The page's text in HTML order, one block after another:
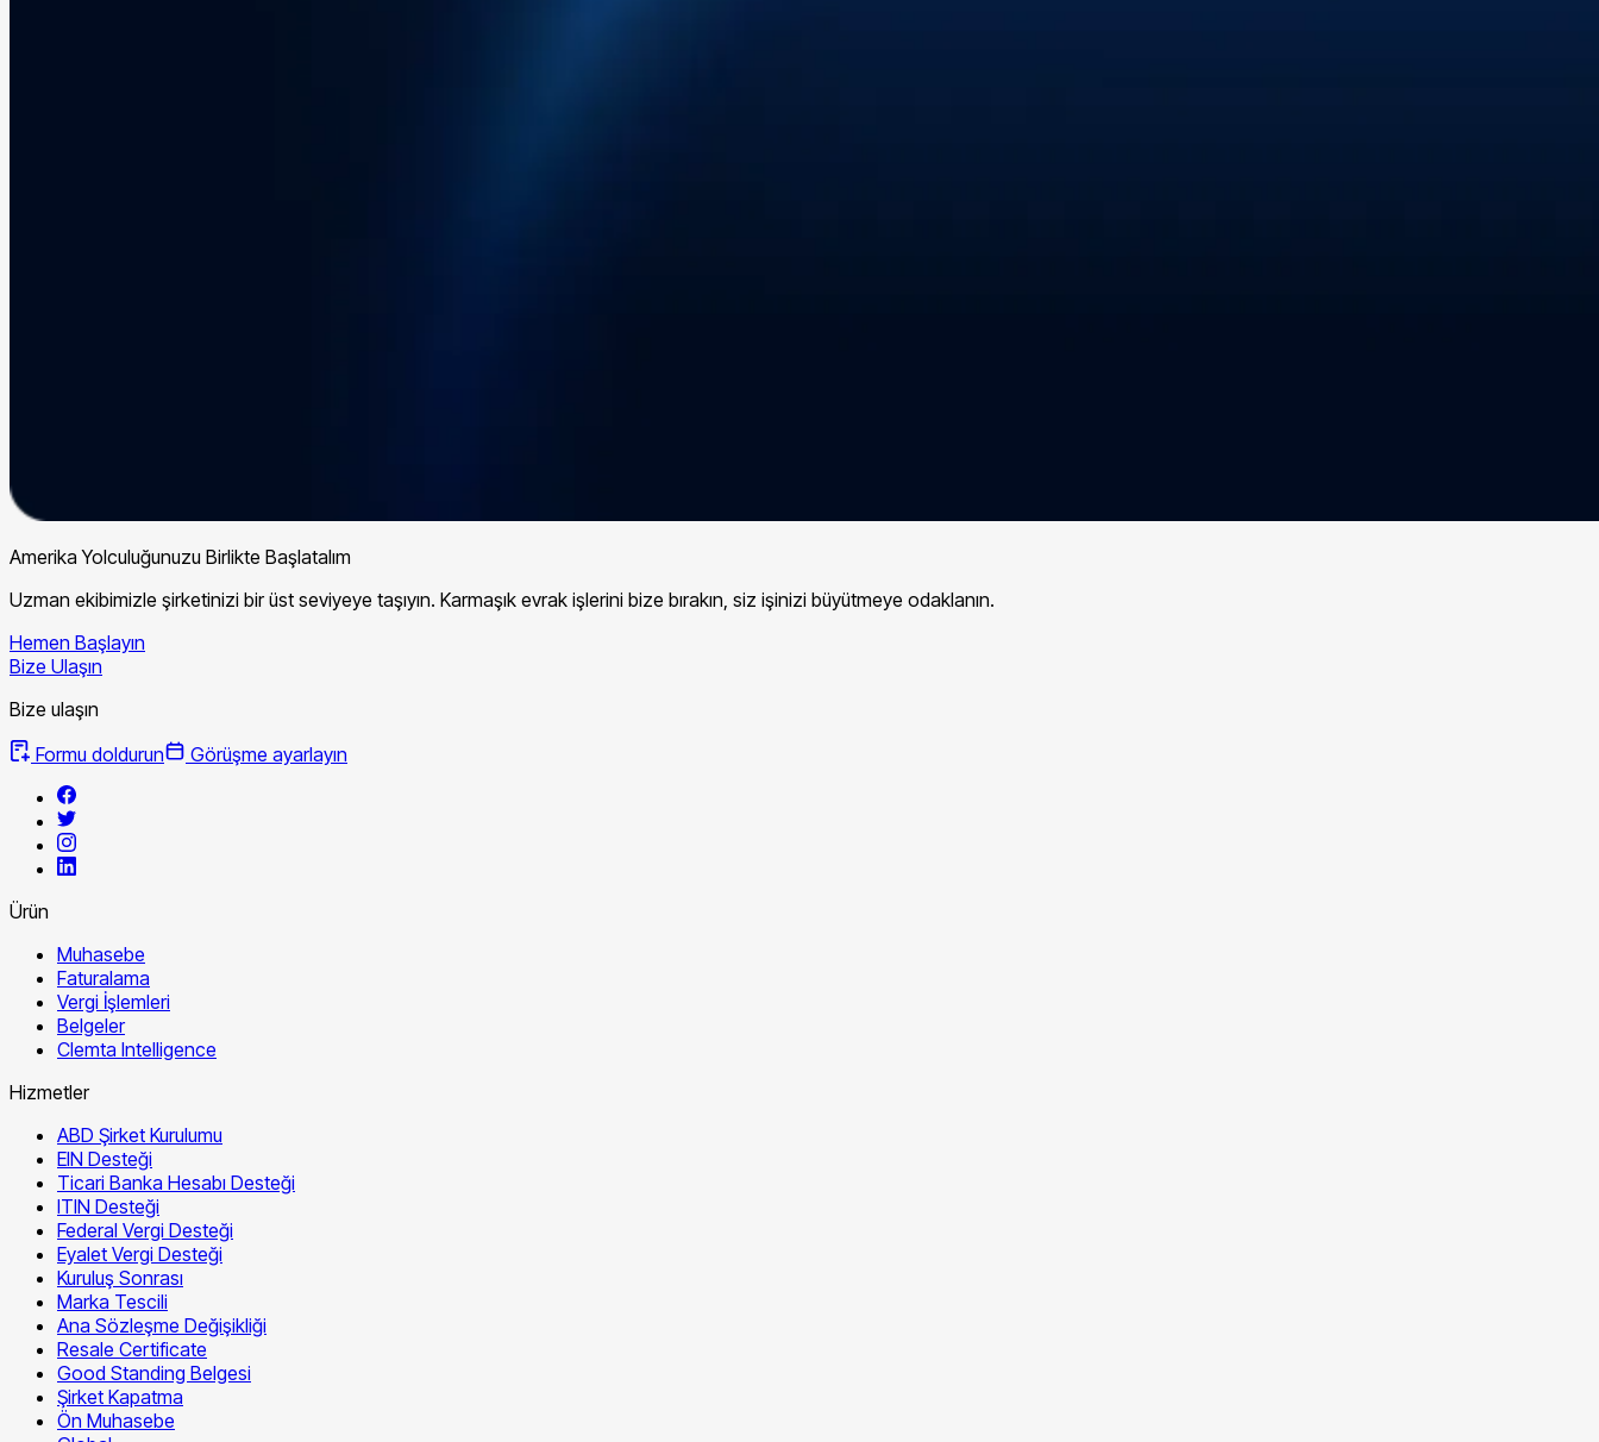
Amerika Yolculuğunuzu Birlikte Başlatalım
Uzman ekibimizle şirketinizi bir üst seviyeye taşıyın. Karmaşık evrak işlerini bize bırakın, siz işinizi büyütmeye odaklanın.
Hemen Başlayın
Bize Ulaşın
Bize ulaşın
Formu doldurun
Görüşme ayarlayın
Ürün
Muhasebe
Faturalama
Vergi İşlemleri
Belgeler
Clemta Intelligence
Hizmetler
ABD Şirket Kurulumu
EIN Desteği
Ticari Banka Hesabı Desteği
ITIN Desteği
Federal Vergi Desteği
Eyalet Vergi Desteği
Kuruluş Sonrası
Marka Tescili
Ana Sözleşme Değişikliği
Resale Certificate
Good Standing Belgesi
Şirket Kapatma
Ön Muhasebe